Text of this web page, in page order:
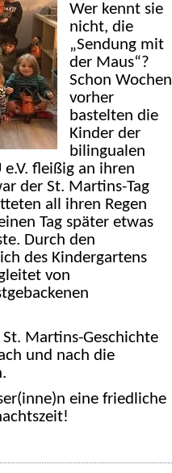
Wer kennt sie
nicht, die
„Sendung mit
der Maus“?
Schon Wochen
vorher
bastelten die
Kinder der
bilingualen
e.V. fleißig an ihren
der St. Martins-Tag
all ihren Regen
Tag später etwas
Durch den
des Kindergartens
von
Martins-Geschichte
und nach die
eine friedliche